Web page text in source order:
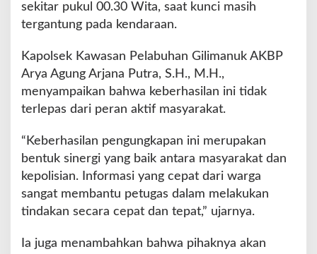
sekitar pukul 00.30 Wita, saat kunci masih
tergantung pada kendaraan.
Kapolsek Kawasan Pelabuhan Gilimanuk AKBP
Arya Agung Arjana Putra, S.H., M.H.,
menyampaikan bahwa keberhasilan ini tidak
terlepas dari peran aktif masyarakat.
“Keberhasilan pengungkapan ini merupakan
bentuk sinergi yang baik antara masyarakat dan
kepolisian. Informasi yang cepat dari warga
sangat membantu petugas dalam melakukan
tindakan secara cepat dan tepat,” ujarnya.
Ia juga menambahkan bahwa pihaknya akan